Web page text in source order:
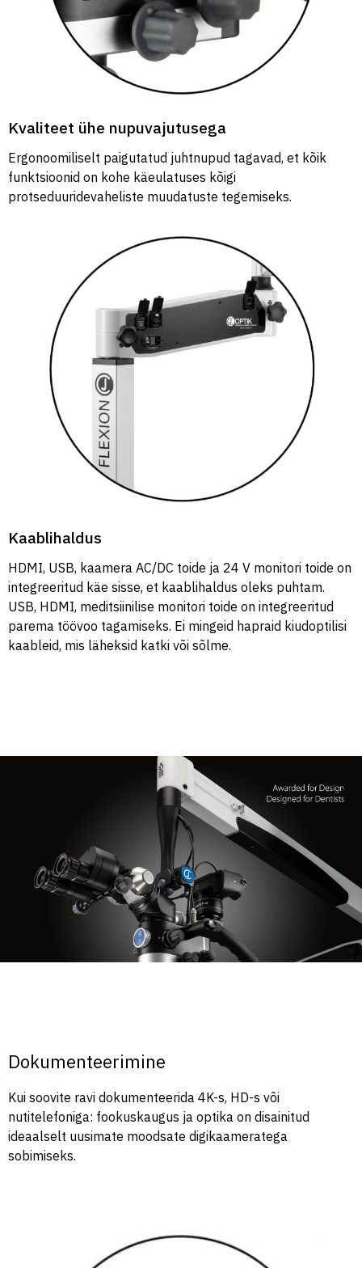
Kvaliteet ühe nupuvajutusega
Ergonoomiliselt paigutatud juhtnupud tagavad, et kõik
funktsioonid on kohe käeulatuses kõigi
protseduuridevaheliste muudatuste tegemiseks.
Kaablihaldus
HDMI, USB, kaamera AC/DC toide ja 24 V monitori toide on
integreeritud käe sisse, et kaablihaldus oleks puhtam.
USB, HDMI, meditsiinilise monitori toide on integreeritud
parema töövoo tagamiseks. Ei mingeid hapraid kiudoptilisi
kaableid, mis läheksid katki või sõlme.
Dokumenteerimine
Kui soovite ravi dokumenteerida 4K-s, HD-s või
nutitelefoniga: fookuskaugus ja optika on disainitud
ideaalselt uusimate moodsate digikaameratega
sobimiseks.